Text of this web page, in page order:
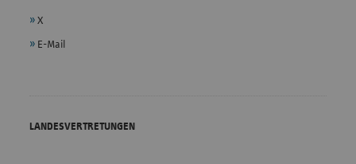
X
E-Mail
LANDESVERTRETUNGEN